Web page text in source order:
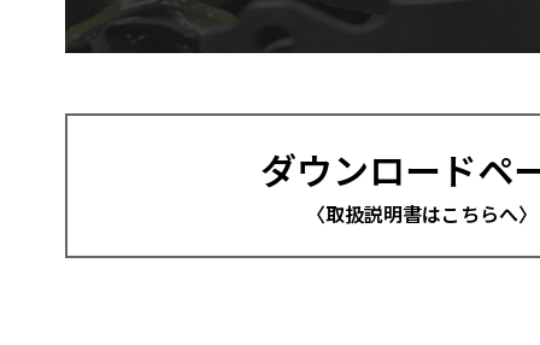
ダウンロードペ
〈取扱説明書はこちらへ〉